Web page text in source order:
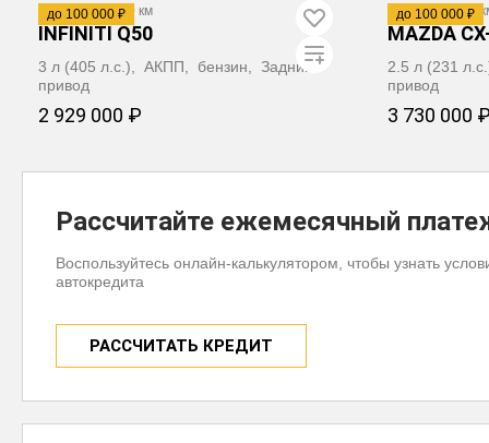
до 100 000 ₽
2017 ·169 000 км
INFINITI Q50
3 л (405 л.с.), АКПП, бензин, Задний
привод
2 929 000 ₽
до 100 000 ₽
2021 ·54 900
MAZDA
2.5 л (231
привод
3 730 000
Рассчитайте ежемесячный
Воспользуйтесь онлайн-калькулятором, чтобы узнать
автокредита
РАССЧИТАТЬ КРЕДИТ